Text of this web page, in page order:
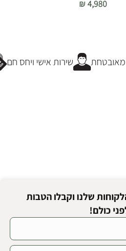
₪4,980
שירות אישי ויחס חם
שלנו וקבלו הטבות
כולם!